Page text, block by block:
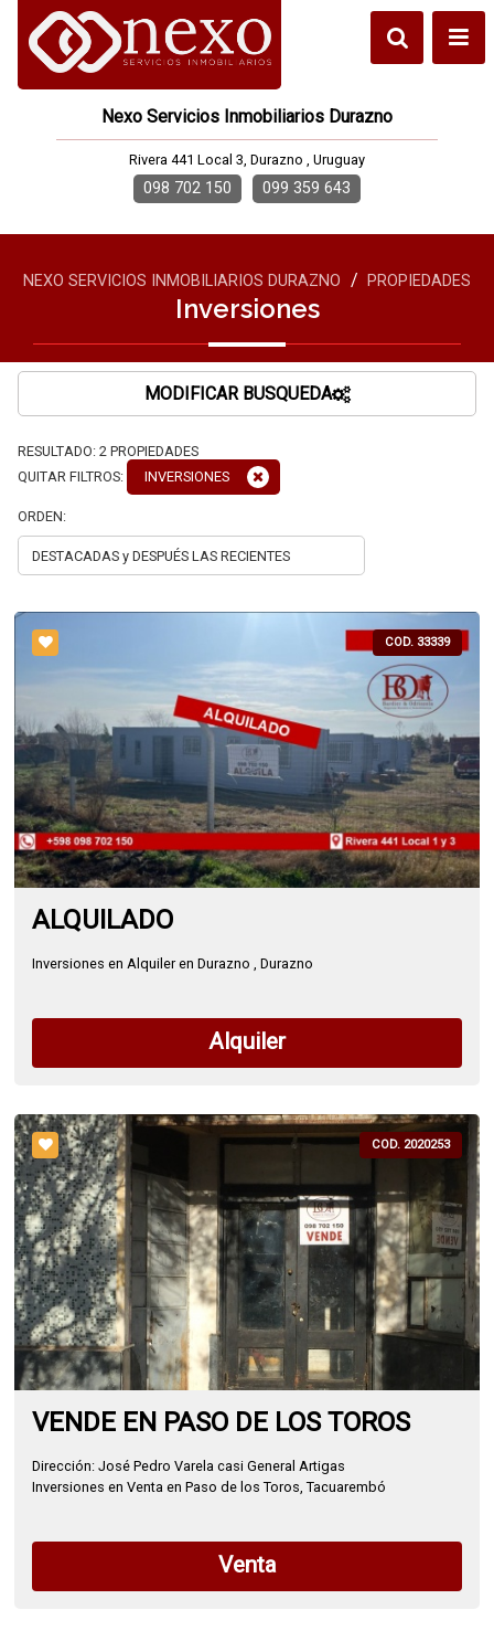
Nexo Servicios Inmobiliarios Durazno
Rivera 441 Local 3, Durazno , Uruguay
098 702 150 099 359 643
NEXO SERVICIOS INMOBILIARIOS DURAZNO / PROPIEDADES
Inversiones
MODIFICAR BUSQUEDA
RESULTADO: 2 PROPIEDADES
QUITAR FILTROS:
INVERSIONES
ORDEN:
COD. 33339
ALQUILADO
Inversiones en Alquiler en Durazno , Durazno
Alquiler
COD. 2020253
VENDE EN PASO DE LOS TOROS
Dirección: José Pedro Varela casi General Artigas
Inversiones en Venta en Paso de los Toros, Tacuarembó
Venta